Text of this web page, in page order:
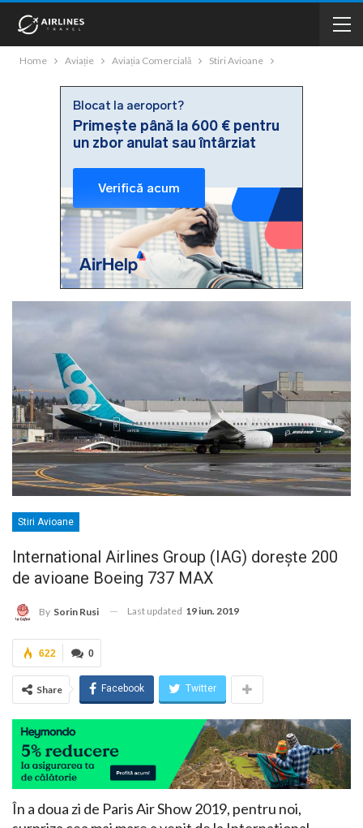
Home Aviație Aviația Comercială Stiri Avioane
Stiri Avioane
International Airlines Group (IAG) dorește 200
de avioane Boeing 737 MAX
By Sorin Rusi Last updated 19 iun. 2019
0
622
Share Facebook Twitter
În a doua zi de Paris Air Show 2019, pentru noi,